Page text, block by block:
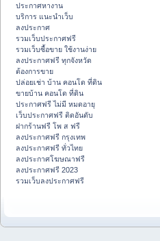
ประกาศหางาน
บริการ แนะนำเว็บ
ลงประกาศ
รวมเว็บประกาศฟรี
รวมเว็บซื้อขาย ใช้งานง่าย
ลงประกาศฟรี ทุกจังหวัด
ต้องการขาย
ปล่อยเช่า บ้าน คอนโด ที่ดิน
ขายบ้าน คอนโด ที่ดิน
ประกาศฟรี ไม่มี หมดอายุ
เว็บประกาศฟรี ติดอันดับ
ฝากร้านฟรี โพ ส ฟรี
ลงประกาศฟรี กรุงเทพ
ลงประกาศฟรี ทั่วไทย
ลงประกาศโฆษณาฟรี
ลงประกาศฟรี 2023
รวมเว็บลงประกาศฟรี